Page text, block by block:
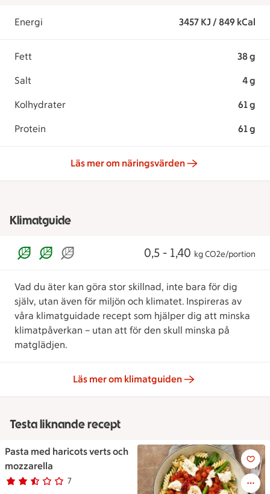
Energi 3457 KJ / 849 kCal
Fett 38 g
Salt 4 g
Kolhydrater 61 g
Protein 61 g
Läs mer om näringsvärden
Klimatguide
0,5 - 1,40 kg CO2e/portion
Vad du äter kan göra stor skillnad, inte bara för dig
själv, utan även för miljön och klimatet. Inspireras av
våra klimatguidade recept som hjälper dig att minska
klimatpåverkan – utan att för den skull minska på
matglädjen.
Läs mer om klimatguiden
Testa liknande recept
Pasta med haricots verts och
mozzarella
Betyg 2.6 av 5. 7
7 personer har röstat
Pasta med haricots verts och